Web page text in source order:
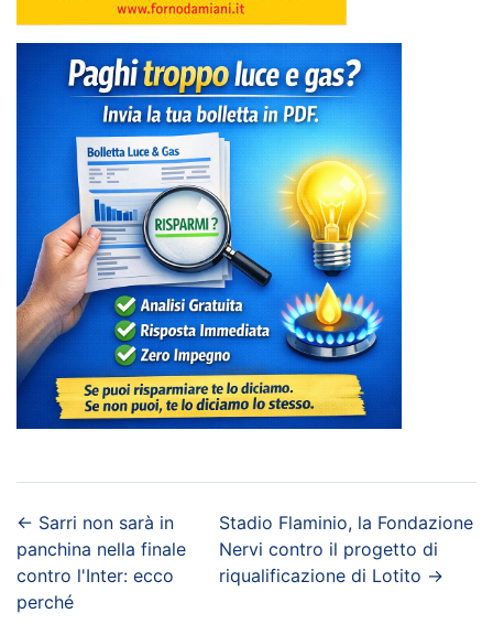
← Sarri non sarà in
panchina nella finale
contro l'Inter: ecco
perché
Stadio Flaminio, la Fondazione
Nervi contro il progetto di
riqualificazione di Lotito →